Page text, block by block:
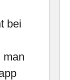
bei
man